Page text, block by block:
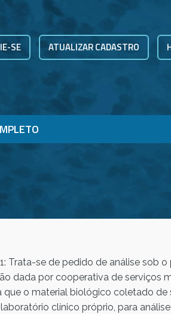
SE ATUALIZAR CADASTRO
Trata-se de pedido de análise sob
dada por cooperativa de serviços
o material biológico coletado de
clínico próprio, para